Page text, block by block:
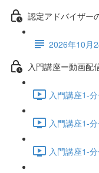
認定アドバイザー
2026年10月
入門講座ー動画配
入門講座1-
入門講座1-
入門講座1-